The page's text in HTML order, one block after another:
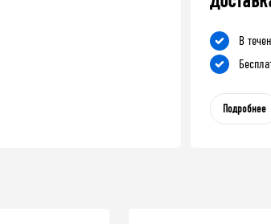
В
Подробнее